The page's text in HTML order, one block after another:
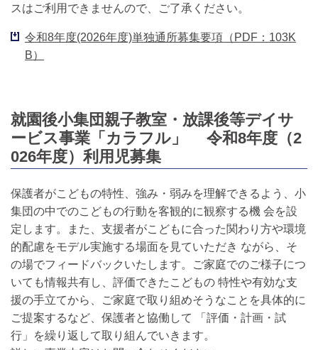
スはご利用できませんので、ご了承ください。
令和8年度(2026年度)単独通所募集要項（PDF：103K
B）
就園後小集団親子教室・放課後等デイサ
ービス事業「カラフル」 令和8年度（2
026年度）利用児募集
保護者がこどもの特性、強み・弱みを理解できるよう、小
集団の中でのこどもの行動を客観的に観察する機 会を設
定します。また、支援者がこどもに合った関わり方や環境
的配慮をモデル実施する場面を見ていただき ながら、そ
の場でフィードバックいたします。ご家庭でのご様子につ
いても情報共有し、評価できたこどもの 特性や有効な支
援の手立てから、ご家庭で取り組めそうなことを具体的に
ご提案するなど、保護者と協働して 「評価・計画・試
行」を繰り返して取り組んでいきます。